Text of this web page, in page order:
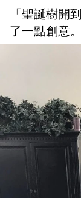
「聖誕樹開
了一點創意。